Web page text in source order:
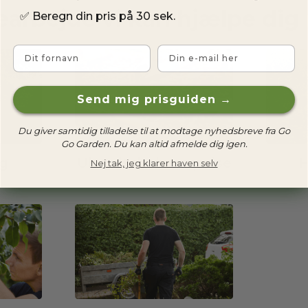
vi kan hjælpe dig
Ukrudtsbekæmpelse
✅ Beregn din pris på 30 sek.
Fornavn Email
Send mig prisguiden →
Du giver samtidig tilladelse til at modtage nyhedsbreve fra Go
Go Garden. Du kan altid afmelde dig igen.
Nej tak, jeg klarer haven selv